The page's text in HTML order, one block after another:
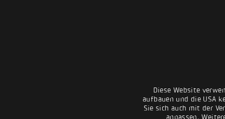
Diese Website
aufbauen und die USA
Sie sich auch mit der
anpassen.